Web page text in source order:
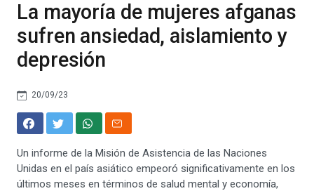
La mayoría de mujeres afganas
sufren ansiedad, aislamiento y
depresión
20/09/23
Un informe de la Misión de Asistencia de las Naciones
Unidas en el país asiático empeoró significativamente en los
últimos meses en términos de salud mental y economía,